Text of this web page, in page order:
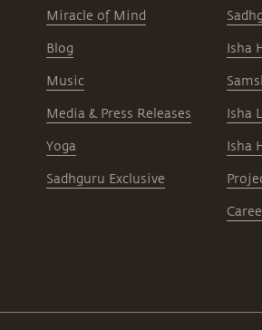
Miracle of Mind
Blog
Music
Media & Press Releases
Yoga
Sadhguru Exclusive
Isha
Isha
Isha